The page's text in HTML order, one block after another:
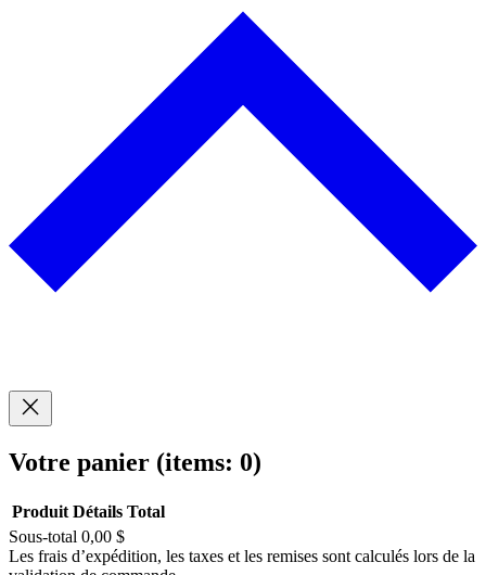
Votre panier (items: 0)
Produits
Produit Détails Total
Sous-total 0,00 $
Les frais d’expédition, les taxes et les remises sont calculés lors de la